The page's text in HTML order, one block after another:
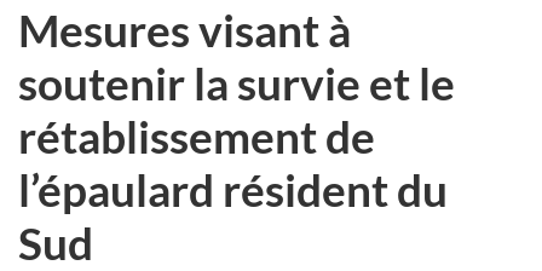
pas
participer
au
sondage
du
site
web,
Mesures visant à
soutenir la survie et le
rétablissement de
l’épaulard résident du
Sud